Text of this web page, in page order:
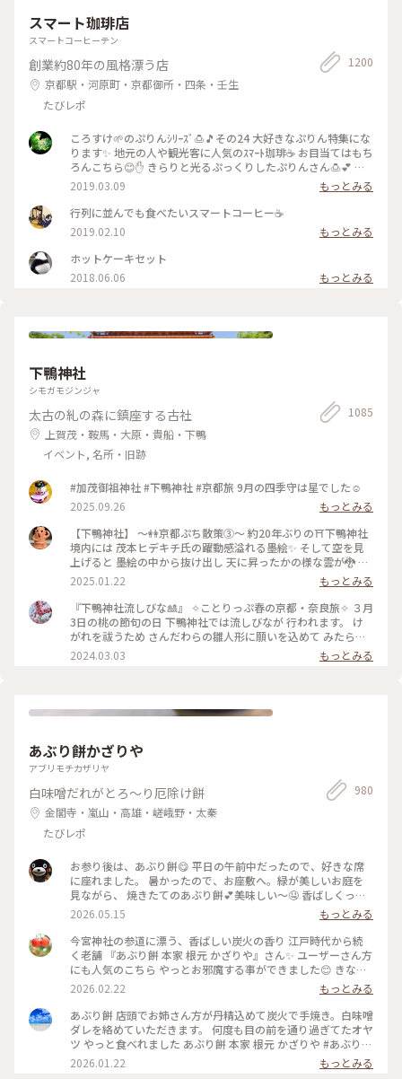
スマート珈琲店
スマートコーヒーテン
創業約80年の風格漂う店
京都駅・河原町・京都御所・四条・壬生
たびレポ
1200
ころすけ🌱のぷりんｼﾘｰｽﾞ🍮🎵その24 大好きなぷりん特集にな
ります✨ 地元の人や観光客に人気のｽﾏｰﾄ珈琲☕️ お目当てはもち
ろんこちら😊✋ きらりと光るぷっくりしたぷりんさん🍮💕 固
めで卵を感じる昔ながらのお味です😊ｶﾗﾒﾙｿｰｽはとても優しく
苦味がなくて美味しかった～(*´∀｀*)🎶 ｶﾞﾗｽのお皿もお店の
昭和ﾚﾄﾛな雰囲気にぴったり合っていました💓たまごｻﾝﾄﾞもﾎｯﾄ
ｹｰｷも美味しくて京都に来たらおすすめな喫茶店です🍴 #スマ
ート珈琲 #ぷりん #プリン #昔ながら #光る #レトロ #昭和レト
ロ #喫茶店 #お目当て #自家製 #京都 #ぷりんシリーズ
2019.03.09
もっとみる
行列に並んでも食べたいスマートコーヒー☕️
2019.02.10
もっとみる
ホットケーキセット
2018.06.06
もっとみる
下鴨神社
シモガモジンジャ
太古の糺の森に鎮座する古社
上賀茂・鞍馬・大原・貴船・下鴨
イベント, 名所・旧跡
1085
#加茂御祖神社 #下鴨神社 #京都旅 9月の四季守は星でした☺️
2025.09.26
もっとみる
【下鴨神社】 〜👭京都ぷち散策③〜 約20年ぶりの⛩️下鴨神社
境内には 茂本ヒデキチ氏の躍動感溢れる墨絵✨ そして空を見
上げると 墨絵の中から抜け出し 天に昇ったかの様な雲が🐉 パ
ワーを感じ見入ってしまったd-maruでした #ご利益めぐり #
下鴨神社
2025.01.22
もっとみる
『下鴨神社流しびな🎎』 ✧︎ことりっぷ春の京都・奈良旅✧︎ ３月
3日の桃の節句の日 下鴨神社では流しびなが 行われます。 け
がれを祓うため さんだわらの雛人形に願いを込めて みたらし
川にひな人形を流します。 ちょうどこの日下鴨神社を 訪れる
予定だったので なんとか見てみたいと思って 行きましたが、
ことができました🎎😆 平安時代の装束をした お雛様や来賓や
児たちの歌うひな祭りの歌に ほっこり癒され 京都の雅な伝統
行事に 少しふれることができて よかったです🥰 ・ ・ #春色さ
がし #私のことりっぷ旅 #ことりっぷ春の京都・奈良旅 #母娘
旅 #下鴨神社 #流しびな #流し雛 #伝統行事 #桃の節句 #ひな祭
り #お雛様 #お内裏様 #雛人形 #たわわちゃん #京都 #出町柳 #
春 #春の京都 #ことりっぷ京都 #ひとり旅
2024.03.03 もっとみる
あぶり餅かざりや
アブリモチカザリヤ
白味噌だれがとろ～り厄除け餅
金閣寺・嵐山・高雄・嵯峨野・太秦
たびレポ
980
お参り後は、あぶり餅😋 平日の午前中だったので、好きな席
に座れました。 暑かったので、お座敷へ。緑が美しいお庭を
見ながら、 焼きたてのあぶり餅💕美味しい〜🤤 香ばしくっ
て、次々と食べちゃいますね♪ 番茶と頂いて、小腹も満たされ
2026.05.15
もっとみる
今宮神社の参道に漂う、香ばしい炭火の香り 江戸時代から続
く老舗 『あぶり餅 本家 根元 かざりや』さん✨ ユーザーさん方
にも人気のこちら やっとお邪魔する事ができました😊 きな粉
をまぶしたひとくちサイズのお餅を竹串に刺し 炭火で丁寧に
あぶって作られるあぶり餅。 お店の方が次々とお餅を焼く姿
はまさに神技で、 列に並びながら見入ってしまいました。 丁
寧に炙られたお餅に、とろりと絡む白味噌のタレ。 ひとくち
食べると、どこか懐かしくて優しい甘さが 本当に美味しくて
足りないくらいでした（笑） 屋根の上では、お多福さん姿の
鍾馗さんが見守ってくれてました♡ ・ 今宮神社の東門参道
2026.02.22
もっとみる
あぶり餅 店頭でお姉さん方が丹精込めて炭火で手焼き。白味噌
ダレを絡めていただきます。 何度も目の前を通り過ぎてたオヤ
ツ やっと食べれました あぶり餅 本家 根元 かざりや #あぶり餅
#かざりや #jun_flat
2026.01.22 もっとみる